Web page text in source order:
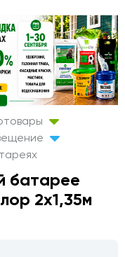
батарее
2х1,35м